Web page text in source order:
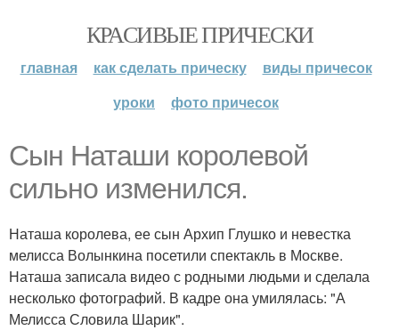
КРАСИВЫЕ ПРИЧЕСКИ
главная как сделать прическу
виды причесок
уроки
фото причесок
Сын Наташи королевой
сильно изменился.
Наташа королева, ее сын Архип Глушко и невестка
мелисса Волынкина посетили спектакль в Москве.
Наташа записала видео с родными людьми и сделала
несколько фотографий. В кадре она умилялась: "А
Мелисса Словила Шарик".